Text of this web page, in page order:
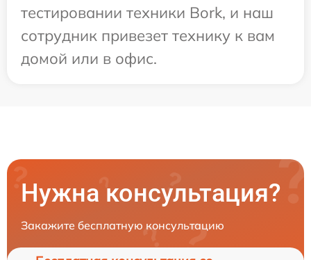
тестировании техники Bork, и наш
сотрудник привезет технику к вам
домой или в офис.
Нужна консультация?
Закажите бесплатную консультацию